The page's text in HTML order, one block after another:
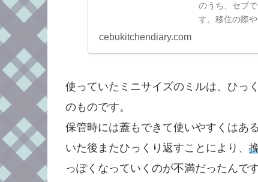
のうち、セブ
す。移住の際
cebukitchendiary.com
使っていたミニサイズのミルは、ひっ
のものです。
保管時には蓋もできて使いやすくはあ
いた後またひっくり返すことにより、
っぽくなっていくのが不満だったんです